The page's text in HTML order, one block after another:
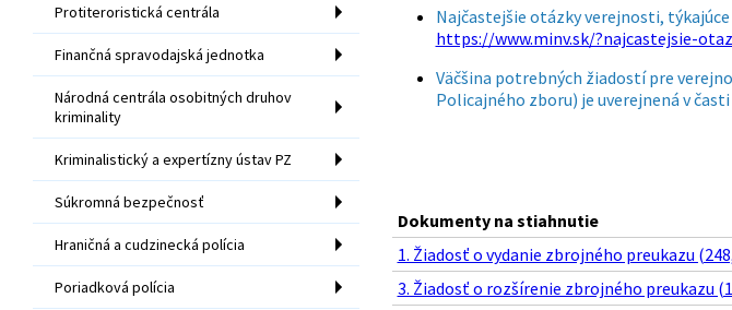
Protiteroristická centrála
Finančná spravodajská jednotka
Národná centrála osobitných druhov
kriminality
Kriminalistický a expertízny ústav PZ
Súkromná bezpečnosť
Hraničná a cudzinecká polícia
Poriadková polícia
Najčastejšie otázky verejnosti,
https://www.minv.sk/?najcastejsie-
Väčšina potrebných žiadostí pre
Policajného zboru) je uverejnená v
Dokumenty na stiahnutie
1. Žiadosť o vydanie zbrojného preukazu
3. Žiadosť o rozšírenie zbrojného preukazu